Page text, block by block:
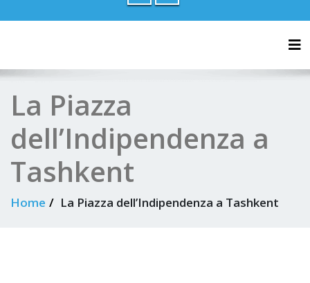
La Piazza
dell’Indipendenza a
Tashkent
Home La Piazza dell’Indipendenza a Tashkent